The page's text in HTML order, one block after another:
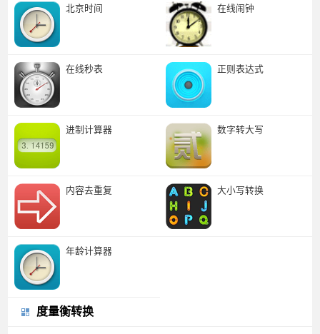
北京时间 在线闹钟
在线秒表 正则表达式
进制计算器 数字转大写
内容去重复 大小写转换
年龄计算器
度量衡转换